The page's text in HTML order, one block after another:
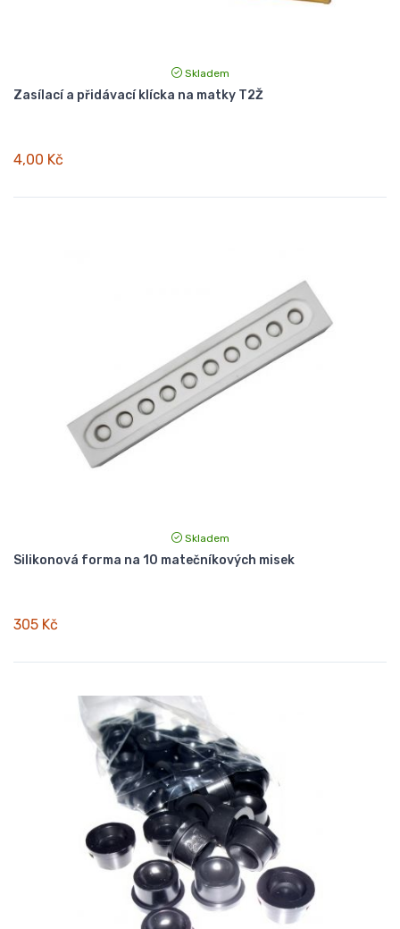
Skladem
Zasílací a přidávací klícka na matky T2Ž
4,00 Kč
Skladem
Silikonová forma na 10 matečníkových misek
305 Kč